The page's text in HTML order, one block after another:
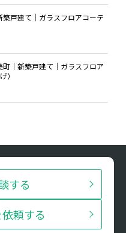
戸建て｜ガラスフロアコーテ
｜新築戸建て｜ガラスフロア
）
する
頼する